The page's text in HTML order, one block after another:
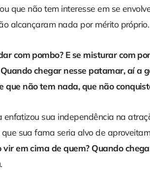
que não tem interesse em se
alcançaram nada por mérito próprio.
com pombo? E se misturar com
chegar nesse patamar, aí a
que não tem nada, que não
enfatizou sua independência na
sua fama seria alvo de
em cima de quem? Quando